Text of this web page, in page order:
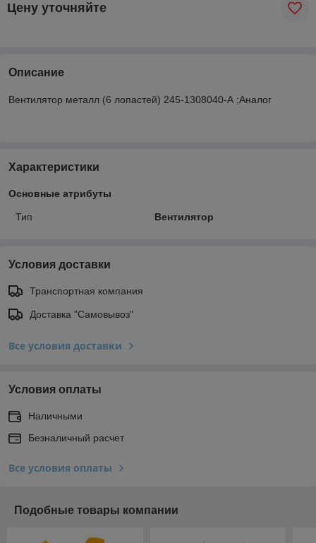
Цену уточняйте
Описание
Вентилятор металл (6 лопастей) 245-1308040-А ;Аналог
Характеристики
Основные атрибуты
Тип Вентилятор
Условия доставки
Транспортная компания
Доставка "Самовывоз"
Все условия доставки
Условия оплаты
Наличными
Безналичный расчет
Все условия оплаты
Подобные товары компании